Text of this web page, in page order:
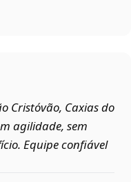
Cristóvão, Caxias do
agilidade, sem
Equipe confiável